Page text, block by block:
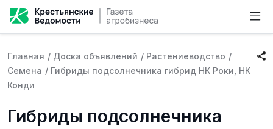
Главная / Доска объявлений / Растениеводство /
Семена / Гибриды подсолнечника гибрид НК Роки, НК
Конди
Гибриды подсолнечника